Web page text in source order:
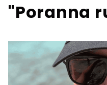
"Poranna